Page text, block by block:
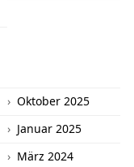
Oktober 2025
Januar 2025
März 2024